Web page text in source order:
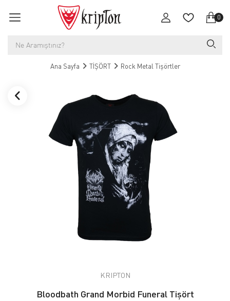
0
Ana Sayfa TİŞÖRT Rock Metal Tişörtler
KRIPTON
Bloodbath Grand Morbid Funeral Tişört